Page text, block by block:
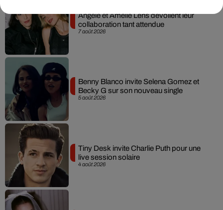
7 août 2026
Angèle et Amélie Lens dévoilent leur
collaboration tant attendue
5 août 2026
Benny Blanco invite Selena Gomez et
Becky G sur son nouveau single
4 août 2026
Tiny Desk invite Charlie Puth pour une
live session solaire